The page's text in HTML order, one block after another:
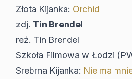
Złota Kijanka: Orchid
zdj. Tin Brendel
reż. Tin Brendel
Szkoła Filmowa w Łodzi
Srebrna Kijanka: Nie ma